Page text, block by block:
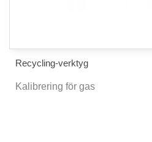
Recycling-verktyg
Kalibrering för gas